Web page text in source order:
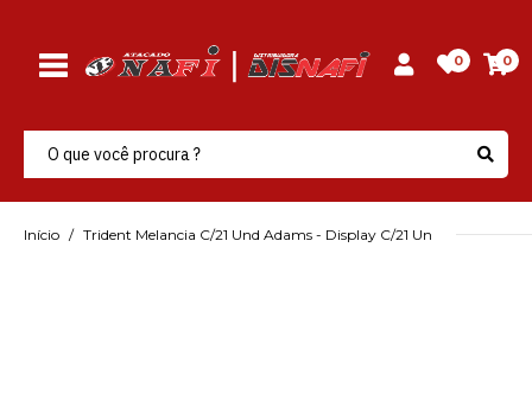
0 0
Início Trident Melancia C/21 Und Adams - Display C/21 Un